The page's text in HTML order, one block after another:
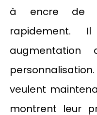
à encre de
augmentation
veulent
montrent leur